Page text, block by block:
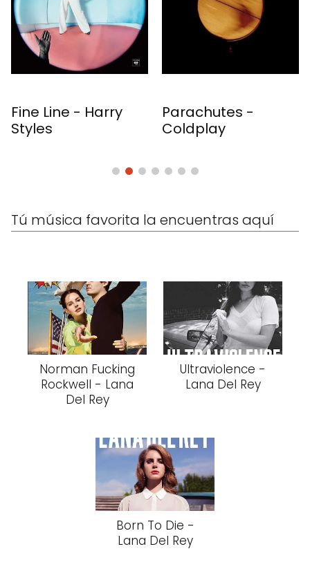
Parachutes -
Folklore -
Tú música favorita la encuentras aquí
Norman Fucking
Rockwell - Lana
Del Rey
Ultraviolence -
Lana Del Rey
Born To Die -
Lana Del Rey